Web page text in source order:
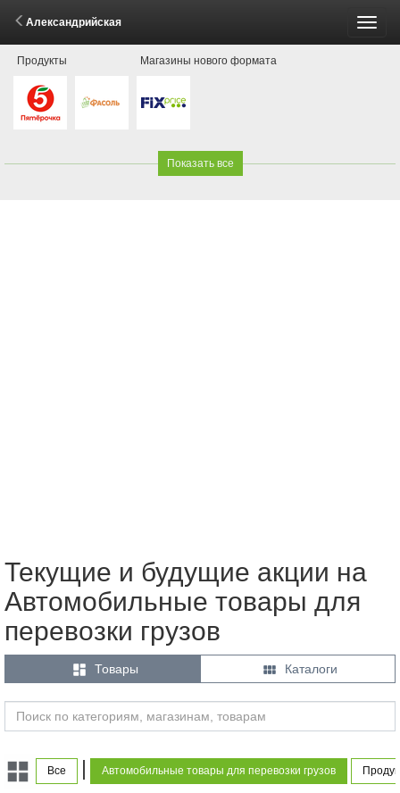
Александрийская
Продукты Магазины нового формата
Показать все
Текущие и будущие акции на
Автомобильные товары для
перевозки грузов
 Товары  Каталоги
Все Автомобильные товары для перевозки грузов